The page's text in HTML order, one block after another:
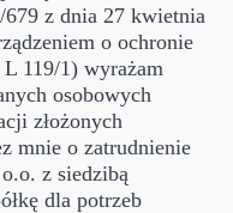
z dnia 27 kwietnia
o ochronie
119/1) wyrażam
osobowych
złożonych
mnie o zatrudnienie
z siedzibą
dla potrzeb